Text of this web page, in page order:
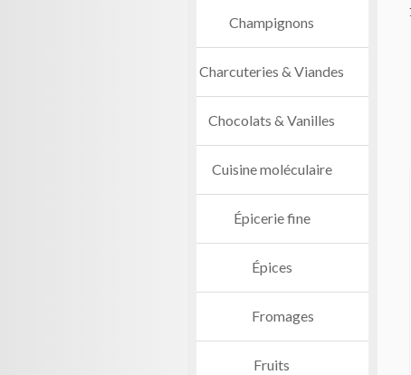
Champignons
Charcuteries & Viandes
Chocolats & Vanilles
Cuisine moléculaire
Épicerie fine
Épices
Fromages
Fruits